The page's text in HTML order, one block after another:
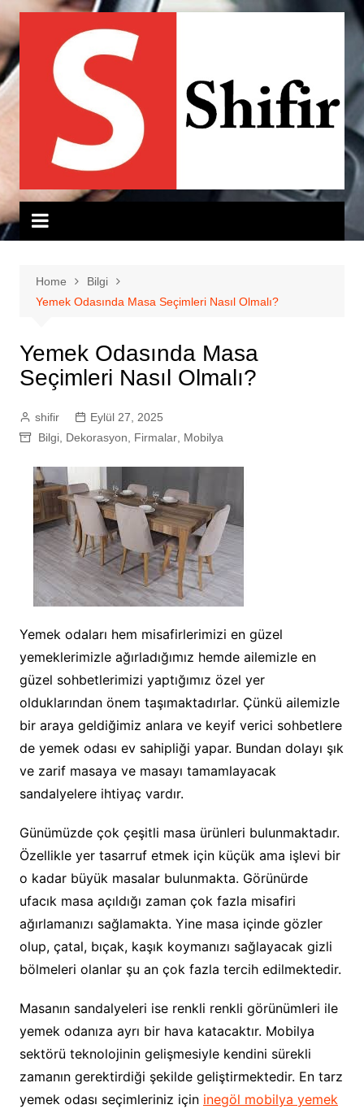
Skip
to
content
Home
Bilgi
Yemek Odasında Masa Seçimleri Nasıl Olmalı?
Yemek Odasında Masa
Seçimleri Nasıl Olmalı?
shifir
Eylül 27, 2025
Bilgi, Dekorasyon Firmalar, Mobilya
Yemek odaları hem misafirlerimizi en güzel
yemeklerimizle ağırladığımız hemde ailemizle en
güzel sohbetlerimizi yaptığımız özel yer
olduklarından önem taşımaktadırlar. Çünkü ailemizle
bir araya geldiğimiz anlara ve keyif verici sohbetlere
de yemek odası ev sahipliği yapar. Bundan dolayı şık
ve zarif masaya ve masayı tamamlayacak
sandalyelere ihtiyaç vardır.
Günümüzde çok çeşitli masa ürünleri bulunmaktadır.
Özellikle yer tasarruf etmek için küçük ama işlevi bir
o kadar büyük masalar bulunmakta. Görünürde
ufacık masa açıldığı zaman çok fazla misafiri
ağırlamanızı sağlamakta. Yine masa içinde gözler
olup, çatal, bıçak, kaşık koymanızı sağlayacak gizli
bölmeleri olanlar şu an çok fazla tercih edilmektedir.
Masanın sandalyeleri ise renkli renkli görünümleri ile
yemek odanıza ayrı bir hava katacaktır. Mobilya
sektörü teknolojinin gelişmesiyle kendini sürekli
zamanın gerektirdiği şekilde geliştirmektedir. En tarz
yemek odası seçimleriniz için inegöl mobilya yemek